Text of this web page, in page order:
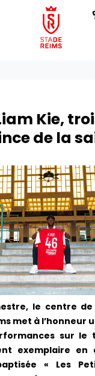
Kie,
de la
le centre
met à l’honneur
sur le
exemplaire en
« Les